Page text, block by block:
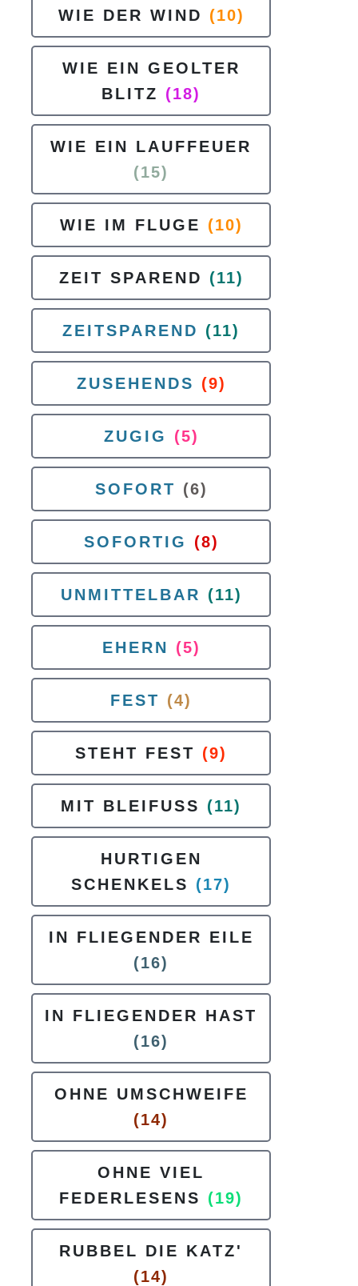
WIE DER WIND (10)
WIE EIN GEOLTER
BLITZ (18)
WIE EIN LAUFFEUER
(15)
WIE IM FLUGE (10)
ZEIT SPAREND (11)
ZEITSPAREND (11)
ZUSEHENDS (9)
ZUGIG (5)
SOFORT (6)
SOFORTIG (8)
UNMITTELBAR (11)
EHERN (5)
FEST (4)
STEHT FEST (9)
MIT BLEIFUSS (11)
HURTIGEN
SCHENKELS (17)
IN FLIEGENDER EILE
(16)
IN FLIEGENDER HAST
(16)
OHNE UMSCHWEIFE
(14)
OHNE VIEL
FEDERLESENS (19)
RUBBEL DIE KATZ'
(14)